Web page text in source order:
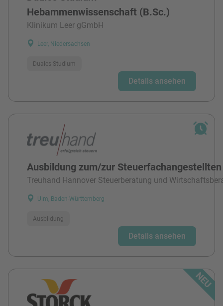
Hebammenwissenschaft (B.Sc.)
Klinikum Leer gGmbH
Leer, Niedersachsen
Duales Studium
Details ansehen
Ausbildung zum/zur
Treuhand Hannover Steuerberatung und
Ulm, Baden-Württemberg
Ausbildung
Details ansehen